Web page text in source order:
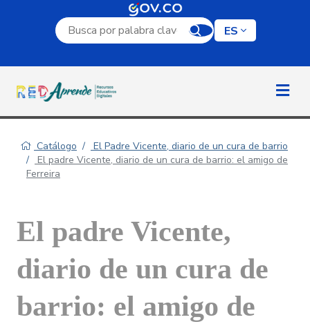
Campo de búsqueda por palabra clave
ES
Catálogo
El Padre Vicente, diario de un cura de barrio
El padre Vicente, diario de un cura de barrio: el amigo de
Ferreira
El padre Vicente,
diario de un cura de
barrio: el amigo de